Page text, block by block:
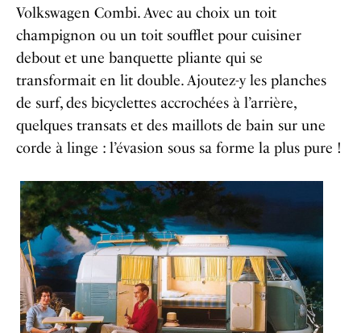
Volkswagen Combi. Avec au choix un toit
champignon ou un toit soufflet pour cuisiner
debout et une banquette pliante qui se
transformait en lit double. Ajoutez-y les planches
de surf, des bicyclettes accrochées à l’arrière,
quelques transats et des maillots de bain sur une
corde à linge : l’évasion sous sa forme la plus pure !